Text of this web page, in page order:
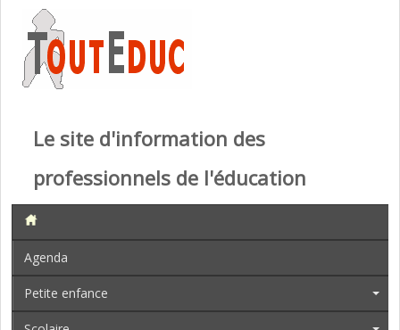
Le site d'information des
professionnels de l'éducation
Agenda
Petite enfance